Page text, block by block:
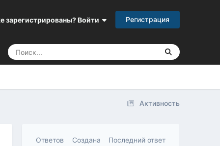
зарегистрированы? Войти Регистрация
Активность
Ответов Создана Последний ответ